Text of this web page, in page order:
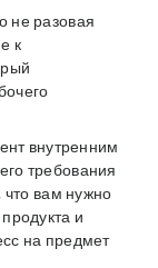
не разовая
к
внутренним
требования
что вам нужно
и
на предмет